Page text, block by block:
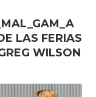
LAS FERIAS
WILSON